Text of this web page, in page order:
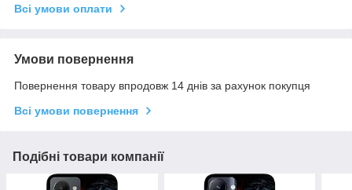
Всі умови оплати
Умови повернення
Повернення товару впродовж 14 днів за рахунок покупця
Всі умови повернення
Подібні товари компанії